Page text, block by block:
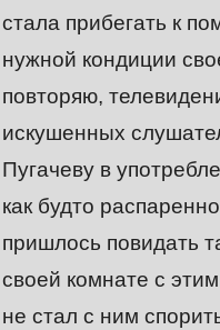
стала прибегать к
нужной кондиции
повторяю,
искушенных
Пугачеву в
как будто
пришлось повидать
своей комнате с
не стал с ним